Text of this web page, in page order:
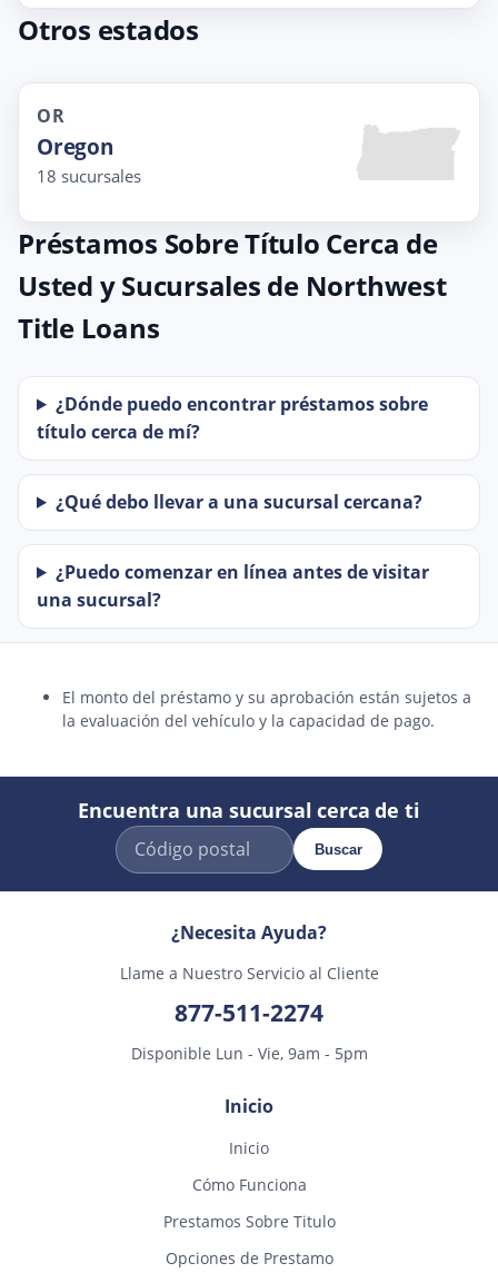
Otros estados
OR
Oregon
18 sucursales
Préstamos Sobre Título Cerca de
Usted y Sucursales de Northwest
Title Loans
¿Dónde puedo encontrar préstamos sobre
título cerca de mí?
¿Qué debo llevar a una sucursal cercana?
¿Puedo comenzar en línea antes de visitar
una sucursal?
El monto del préstamo y su aprobación están sujetos a
la evaluación del vehículo y la capacidad de pago.
Encuentra una sucursal cerca de ti
Buscar
¿Necesita Ayuda?
Llame a Nuestro Servicio al Cliente
877-511-2274
Disponible Lun - Vie, 9am - 5pm
Inicio
Inicio
Cómo Funciona
Prestamos Sobre Titulo
Opciones de Prestamo